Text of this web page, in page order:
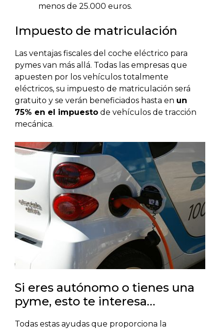
menos de 25.000 euros.
Impuesto de matriculación
Las ventajas fiscales del coche eléctrico para
pymes van más allá. Todas las empresas que
apuesten por los vehículos totalmente
eléctricos, su impuesto de matriculación será
gratuito y se verán beneficiados hasta en un
75% en el impuesto de vehículos de tracción
mecánica.
Si eres autónomo o tienes una
pyme, esto te interesa…
Todas estas ayudas que proporciona la